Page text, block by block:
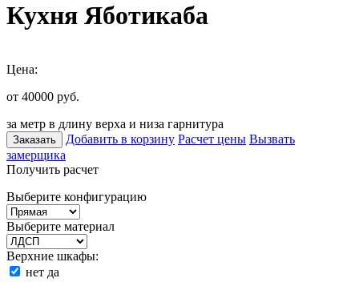
Кухня Яботикаба
Цена:
от 40000 руб.
за метр в длину верха и низа гарнитура
Заказать Добавить в корзину Расчет цены Вызвать
замерщика
Получить расчет
Выберите конфигурацию
Выберите материал
Верхние шкафы:
нет да